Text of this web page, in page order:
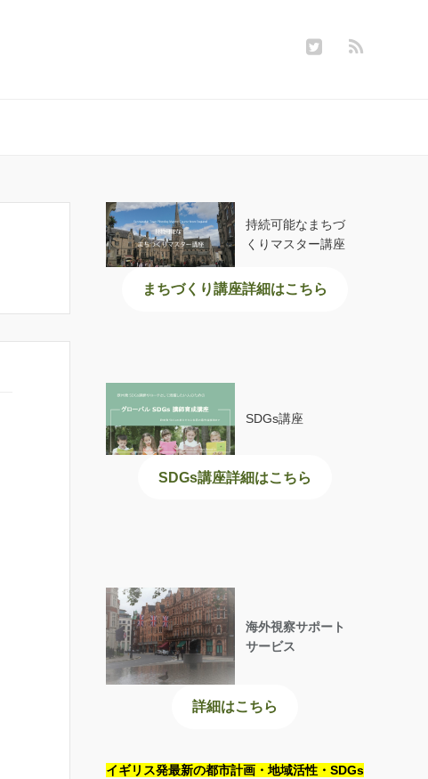
持続可能なまちづ
くりマスター講座
まちづくり講座詳細はこちら
SDGs講座
SDGs講座詳細はこちら
海外視察サポート
サービス
詳細はこちら
イギリス発最新の都市計画・地域活性・SDGs